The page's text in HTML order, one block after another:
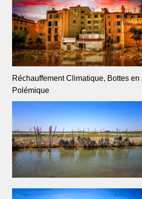
Réchauffement Climatique, Bottes
Polémique